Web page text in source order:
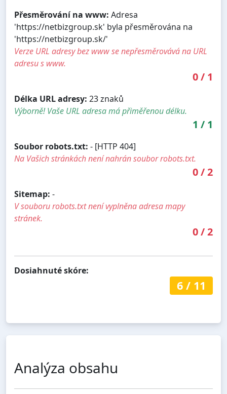
Přesměrování na www: Adresa
'https://netbizgroup.sk' byla přesměrována na
'https://netbizgroup.sk/'
Verze URL adresy bez www se nepřesměrovává na URL
adresu s www.
0/ 1
Délka URL adresy: 23 znaků
Výborně! Vaše URL adresa má přiměřenou délku.
1 / 1
Soubor robots.txt: - [HTTP 404]
Na Vašich stránkách není nahrán soubor robots.txt.
0/2
Sitemap: -
V souboru robots.txt není vyplněna adresa mapy
stránek.
0/2
Dosiahnuté skóre:
6/ 11
Analýza obsahu